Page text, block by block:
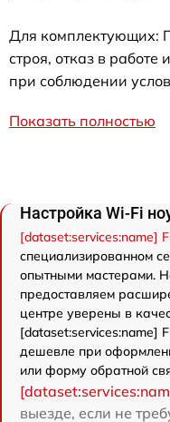
Для комплектующих:
строя, отказ в
при соблюдении
Показать полностью
Настройка Wi-Fi
[dataset:services:name]
специализированном
опытными мастерами.
предоставляем
центре уверены в
[dataset:services:name]
дешевле при
или форму обратной
выезде, если не